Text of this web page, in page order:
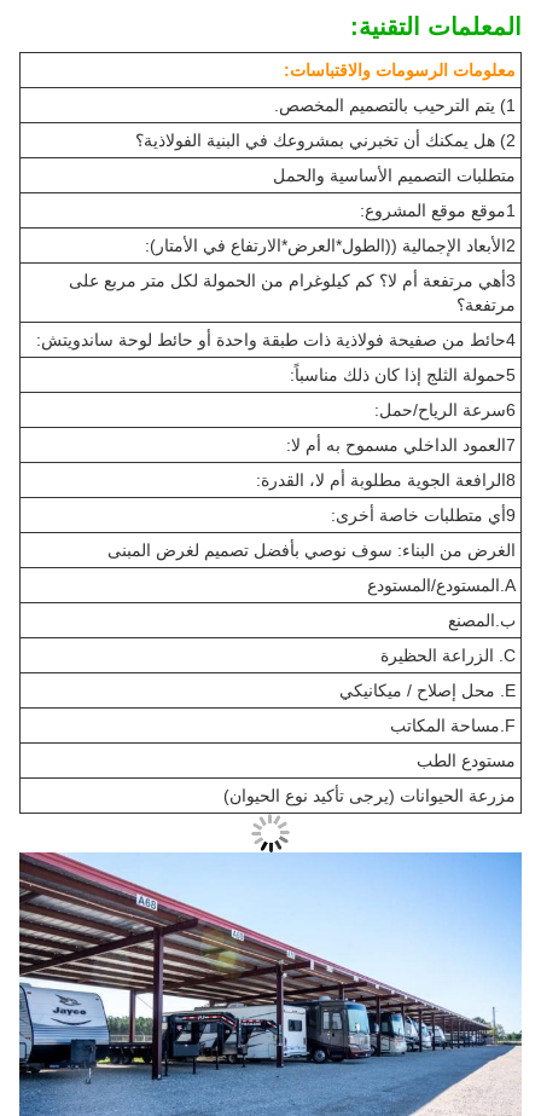
المعلمات التقنية:
معلومات الرسومات والاقتباسات:
1) يتم الترحيب بالتصميم المخصص.
2) هل يمكنك أن تخبرني بمشروعك في البنية الفولاذية؟
متطلبات التصميم الأساسية والحمل
1موقع موقع المشروع:
2الأبعاد الإجمالية ((الطول*العرض*الارتفاع في الأمتار):
3أهي مرتفعة أم لا؟ كم كيلوغرام من الحمولة لكل متر مربع على
مرتفعة؟
4حائط من صفيحة فولاذية ذات طبقة واحدة أو حائط لوحة ساندويتش:
5حمولة الثلج إذا كان ذلك مناسباً:
6سرعة الرياح/حمل:
7العمود الداخلي مسموح به أم لا:
8الرافعة الجوية مطلوبة أم لا، القدرة:
9أي متطلبات خاصة أخرى:
الغرض من البناء: سوف نوصي بأفضل تصميم لغرض المبنى
A.المستودع/المستودع
ب.المصنع
C. الزراعة الحظيرة
E. محل إصلاح / ميكانيكي
F.مساحة المكاتب
مستودع الطب
مزرعة الحيوانات (يرجى تأكيد نوع الحيوان)